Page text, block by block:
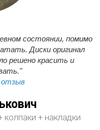
состоянии, помимо
Диски оригинал
решено красить и
колпаки + накладки